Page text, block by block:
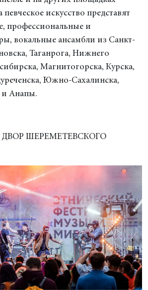
искусство представят
профессиональные и
вокальные ансамбли из Санкт-
Таганрога, Нижнего
Магнитогорска, Курска,
Южно-Сахалинска,
и Анапы.
ШЕРЕМЕТЕВСКОГО